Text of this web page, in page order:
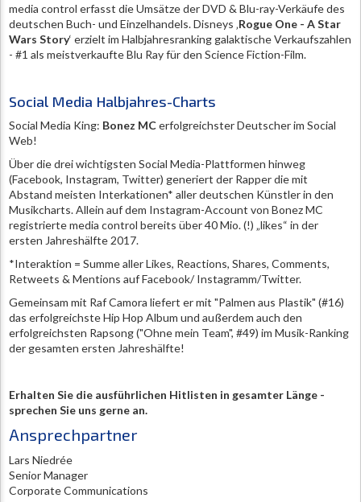
media control erfasst die Umsätze der DVD & Blu-ray-Verkäufe des
deutschen Buch- und Einzelhandels. Disneys ‚Rogue One - A Star
Wars Story‘ erzielt im Halbjahresranking galaktische Verkaufszahlen
- #1 als meistverkaufte Blu Ray für den Science Fiction-Film.
Social Media Halbjahres-Charts
Social Media King: Bonez MCerfolgreichster Deutscher im Social
Web!
Über die drei wichtigsten Social Media-Plattformen hinweg
(Facebook, Instagram, Twitter) generiert der Rapper die mit
Abstand meisten Interkationen* aller deutschen Künstler in den
Musikcharts. Allein auf dem Instagram-Account von Bonez MC
registrierte media control bereits über 40 Mio. (!) „likes“ in der
ersten Jahreshälfte 2017.
*Interaktion = Summe aller Likes, Reactions, Shares, Comments,
Retweets & Mentions auf Facebook/ Instagramm/Twitter.
Gemeinsam mit Raf Camora liefert er mit "Palmen aus Plastik" (#16)
das erfolgreichste Hip Hop Album und außerdem auch den
erfolgreichsten Rapsong ("Ohne mein Team", #49) im Musik-Ranking
der gesamten ersten Jahreshälfte!
Erhalten Sie die ausführlichen Hitlisten in gesamter Länge -
sprechen Sie uns gerne an.
Ansprechpartner
Lars Niedrée
Senior Manager
Corporate Communications